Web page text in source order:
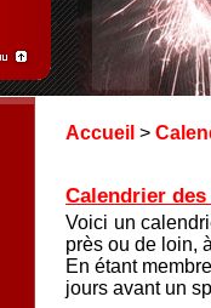
Accueil >
Calendrier
Voici un
près ou de loin,
En étant
jours avant un